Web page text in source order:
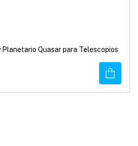
Quasar para Telescopios
Comprar